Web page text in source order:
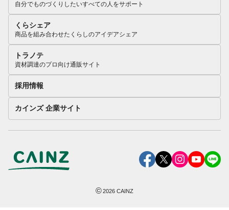
自分でものづくりしたいすべての人をサポート
くらシェア
商品を組み合わせたくらしのアイデアシェア
トラノテ
資材調達のプロ向け通販サイト
採用情報
カインズ 企業サイト
©2026 CAINZ